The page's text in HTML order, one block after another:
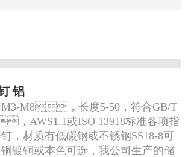
铝
M8，长度5-50，符合GB/T
，AWS1.1或ISO 13918标准各项指
，材质有低碳钢或不锈钢SS18-8可
铜镀铜或本色可选，我公司生产的储